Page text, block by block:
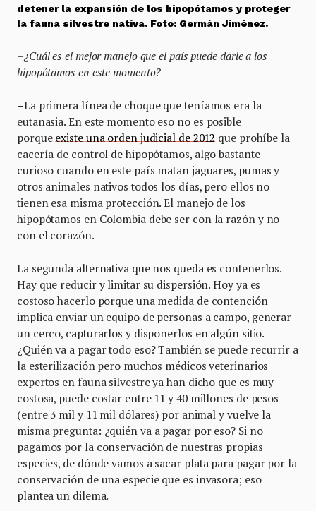
detener la expansión de los hipopótamos y proteger
la fauna silvestre nativa. Foto: Germán Jiménez.
–¿Cuál es el mejor manejo que el país puede darle a los
hipopótamos en este momento?
–La primera línea de choque que teníamos era la
eutanasia. En este momento eso no es posible
porque existe una orden judicial de 2012 que prohíbe la
cacería de control de hipopótamos, algo bastante
curioso cuando en este país matan jaguares, pumas y
otros animales nativos todos los días, pero ellos no
tienen esa misma protección. El manejo de los
hipopótamos en Colombia debe ser con la razón y no
con el corazón.
La segunda alternativa que nos queda es contenerlos.
Hay que reducir y limitar su dispersión. Hoy ya es
costoso hacerlo porque una medida de contención
implica enviar un equipo de personas a campo, generar
un cerco, capturarlos y disponerlos en algún sitio.
¿Quién va a pagar todo eso? También se puede recurrir a
la esterilización pero muchos médicos veterinarios
expertos en fauna silvestre ya han dicho que es muy
costosa, puede costar entre 11 y 40 millones de pesos
(entre 3 mil y 11 mil dólares) por animal y vuelve la
misma pregunta: ¿quién va a pagar por eso? Si no
pagamos por la conservación de nuestras propias
especies, de dónde vamos a sacar plata para pagar por la
conservación de una especie que es invasora; eso
plantea un dilema.